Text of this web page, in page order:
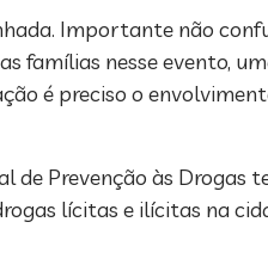
Importante não
famílias nesse evento,
é preciso o
de Prevenção às Drogas
lícitas e ilícitas na